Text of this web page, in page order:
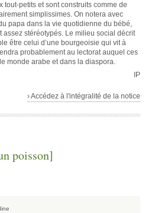
tout-petits et sont construits comme de
simplissimes. On notera avec
papa dans la vie quotidienne du bébé,
assez stéréotypés. Le milieu social décrit
être celui d’une bourgeoisie qui vit à
probablement au lectorat auquel ces
monde arabe et dans la diaspora.
IP
› Accédez à l'intégralité de la notice
poisson]